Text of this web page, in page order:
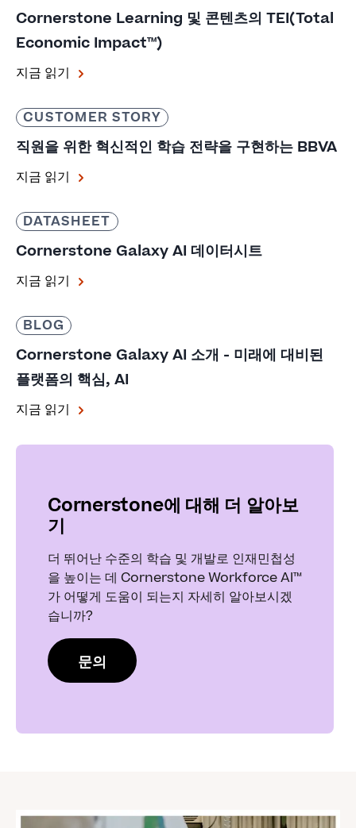
Cornerstone Learning 및 콘텐츠의 TEI(Total
Economic Impact™)
지금 읽기
CUSTOMER STORY
직원을 위한 혁신적인 학습 전략을 구현하는 BBVA
지금 읽기
DATASHEET
Cornerstone Galaxy AI 데이터시트
지금 읽기
BLOG
Cornerstone Galaxy AI 소개 - 미래에 대비된
플랫폼의 핵심, AI
지금 읽기
Cornerstone에 대해 더 알아보
기
더 뛰어난 수준의 학습 및 개발로 인재민첩성
을 높이는 데 Cornerstone Workforce AI™
가 어떻게 도움이 되는지 자세히 알아보시겠
습니까?
문의